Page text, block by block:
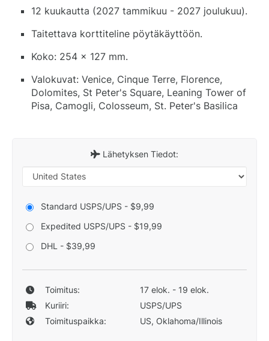
12 kuukautta (2027 tammikuu - 2027 joulukuu).
Taitettava korttiteline pöytäkäyttöön.
Koko: 254 x 127 mm.
Valokuvat: Venice, Cinque Terre, Florence,
Dolomites, St Peter's Square, Leaning Tower of
Pisa, Camogli, Colosseum, St. Peter's Basilica
Lähetyksen Tiedot:
Standard USPS/UPS - $9,99
Expedited USPS/UPS - $19,99
DHL - $39,99
Toimitus:
17 elok. - 19 elok.
Kuriiri:
USPS/UPS
Toimituspaikka:
US, Oklahoma/Illinois